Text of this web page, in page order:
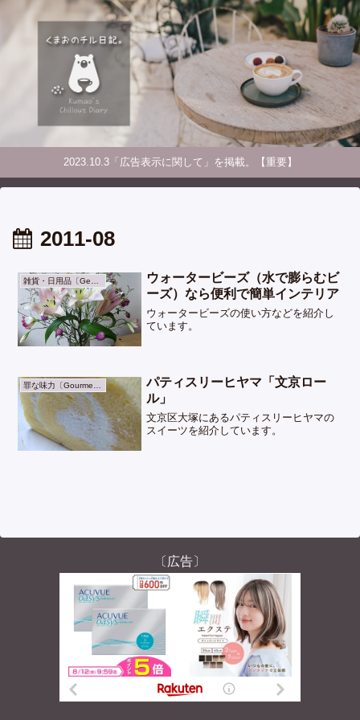
2023.10.3「広告表示に関して」を掲載。【重要】
2011-08
雑貨・日用品〔General Goods〕
ウォータービーズ（水で膨らむビ
ーズ）なら便利で簡単インテリア
ウォータービーズの使い方などを紹介し
ています。
パティスリーヒヤマ「文京ロー
ル」
文京区大塚にあるパティスリーヒヤマの
スイーツを紹介しています。
〔広告〕